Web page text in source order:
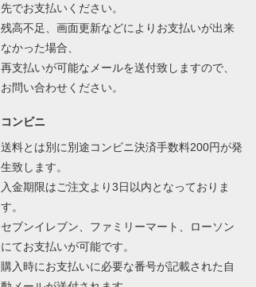
先でお支払いください。
残高不足、画面更新などによりお支払いが出来
なかった場合、
再支払いが可能なメールを送付致しますので、
お問い合わせください。
コンビニ
送料とは別に別途コンビニ決済手数料200円が発
生致します。
入金期限はご注文より3日以内となっておりま
す。
セブンイレブン、ファミリーマート、ローソン
にてお支払いが可能です。
購入時にお支払いに必要な番号が記載された自